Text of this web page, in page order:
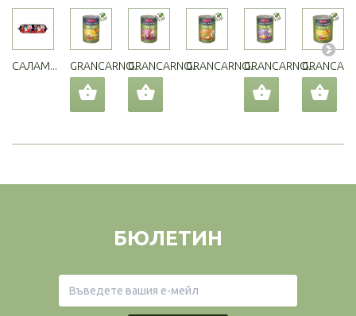
САЛАМ... GRANCARNO...GRANCARNO...GRANCARNO...GRANCARNO...
БЮЛЕТИН